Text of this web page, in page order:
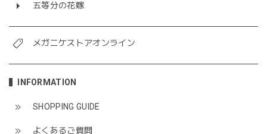
五等分の花嫁
メガニケストアオンライン
INFORMATION
SHOPPING GUIDE
よくあるご質問